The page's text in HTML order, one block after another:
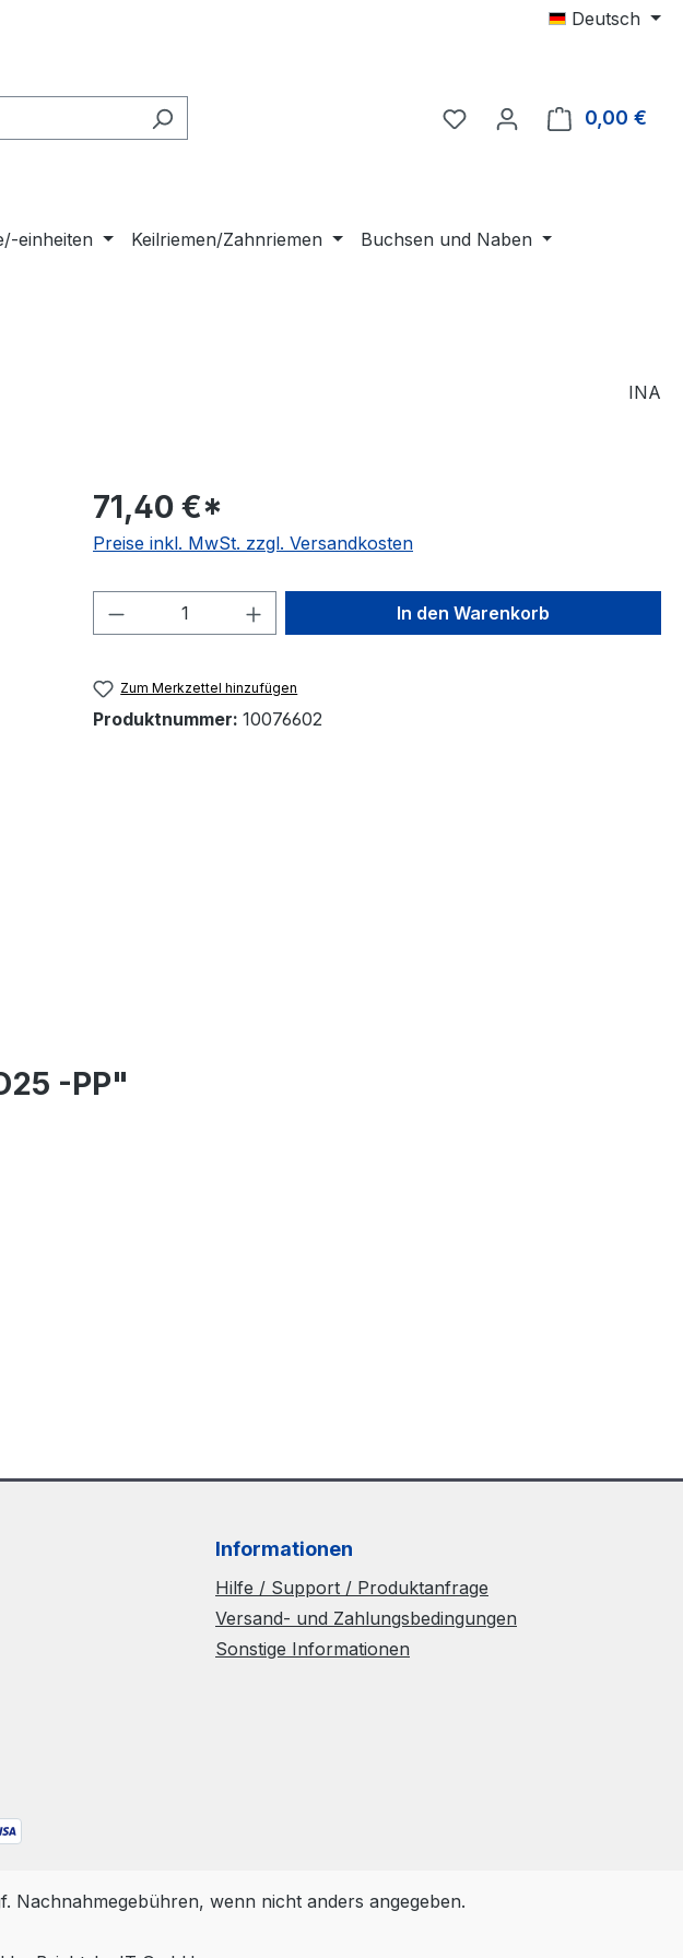
Deutsch
0,00 €
einheiten Keilriemen/Zahnriemen
Buchsen und Naben
INA
71,40 €*
Preise inkl. MwSt. zzgl. Versandkosten
Produkt Anzahl: Gib den gewünschten Wert
In den Warenkorb
Zum Merkzettel hinzufügen
Produktnummer: 10076602
-PP"
Informationen
Hilfe / Support / Produktanfrage
Versand- und Zahlungsbedingungen
Sonstige Informationen
Nachnahmegebühren, wenn nicht anders angegeben.